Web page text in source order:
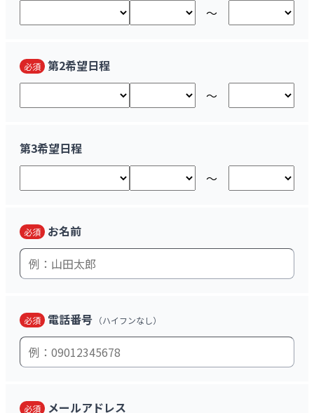
〜
必須 第2希望日程
〜
第3希望日程
〜
必須 お名前
必須 電話番号 （ハイフンなし）
必須 メールアドレス